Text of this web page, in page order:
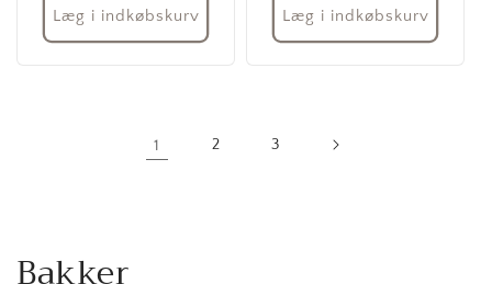
Læg i indkøbskurv Læg i indkøbskurv
1 2 3